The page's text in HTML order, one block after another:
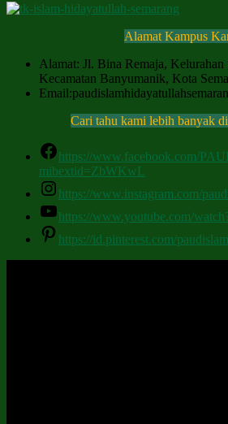
Alamat Kampus
Alamat: Jl. Bina Remaja, Kelurahan
Kecamatan Banyumanik, Kota
Cari tahu kami lebih banyak
https://www.facebook.com/
mibextid=ZbWKwL
https://www.instagram.com/
https://www.youtube.com/
https://id.pinterest.com/